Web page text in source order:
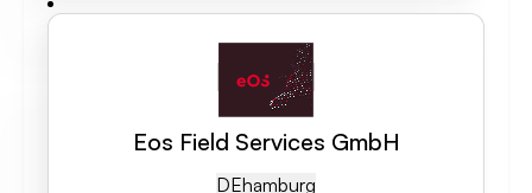
Eos Field Services GmbH
DEHamburg